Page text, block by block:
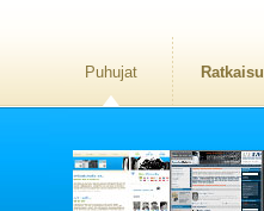
Puhujat